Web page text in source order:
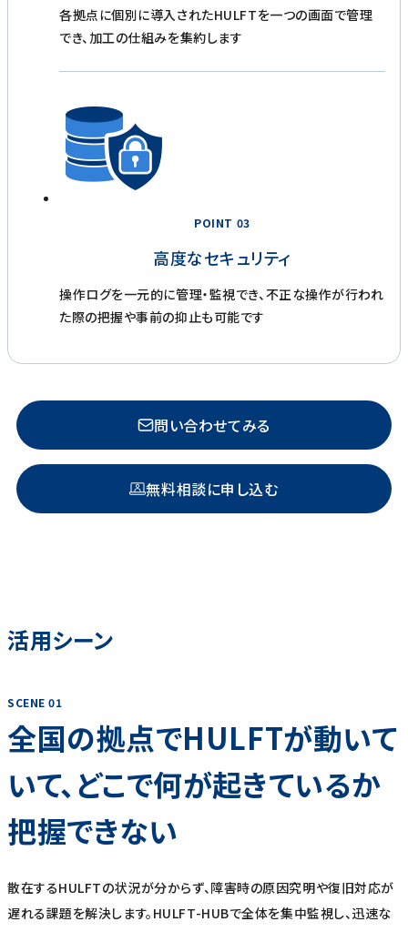
各拠点に個別に導入されたHULFTを一つの画面で管理
でき、加工の仕組みを集約します
POINT 03
高度なセキュリティ
操作ログを一元的に管理・監視でき、不正な操作が行われ
た際の把握や事前の抑止も可能です
問い合わせてみる
無料相談に申し込む
活用シーン
SCENE 01
全国の拠点でHULFTが動いて
いて、どこで何が起きているか
把握できない
散在するHULFTの状況が分からず、障害時の原因究明や復旧対応が
遅れる課題を解決します。HULFT-HUBで全体を集中監視し、迅速な